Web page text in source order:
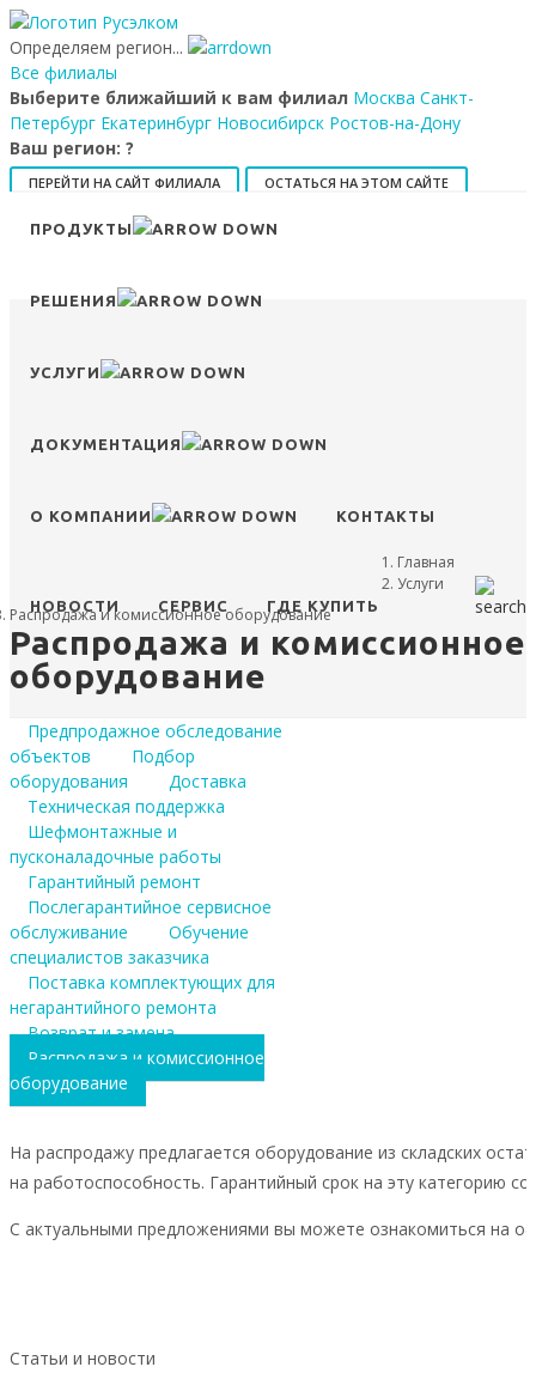
Определяем регион...
Все филиалы
Выберите ближайший к вам филиал Москва Санкт-
Петербург Екатеринбург Новосибирск Ростов-на-Дону
Ваш регион: ?
ПЕРЕЙТИ НА САЙТ ФИЛИАЛА ОСТАТЬСЯ НА ЭТОМ САЙТЕ
Сравнение
ПРОДУКТЫ
РЕШЕНИЯ
УСЛУГИ
ДОКУМЕНТАЦИЯ
О КОМПАНИИ КОНТАКТЫ
НОВОСТИ СЕРВИС ГДЕ КУПИТЬ
Главная
Услуги
Распродажа и комиссионное оборудование
Распродажа и комиссионное
оборудование
Предпродажное обследование
объектов
Подбор
оборудования
Доставка
Техническая поддержка
Шефмонтажные и
пусконаладочные работы
Гарантийный ремонт
Послегарантийное сервисное
обслуживание
Обучение
специалистов заказчика
Поставка комплектующих для
негарантийного ремонта
Возврат и замена
Распродажа и комиссионное
оборудование
На распродажу предлагается оборудование из складских
на работоспособность. Гарантийный срок на эту категорию
С актуальными предложениями вы можете ознакомиться на
Статьи и новости